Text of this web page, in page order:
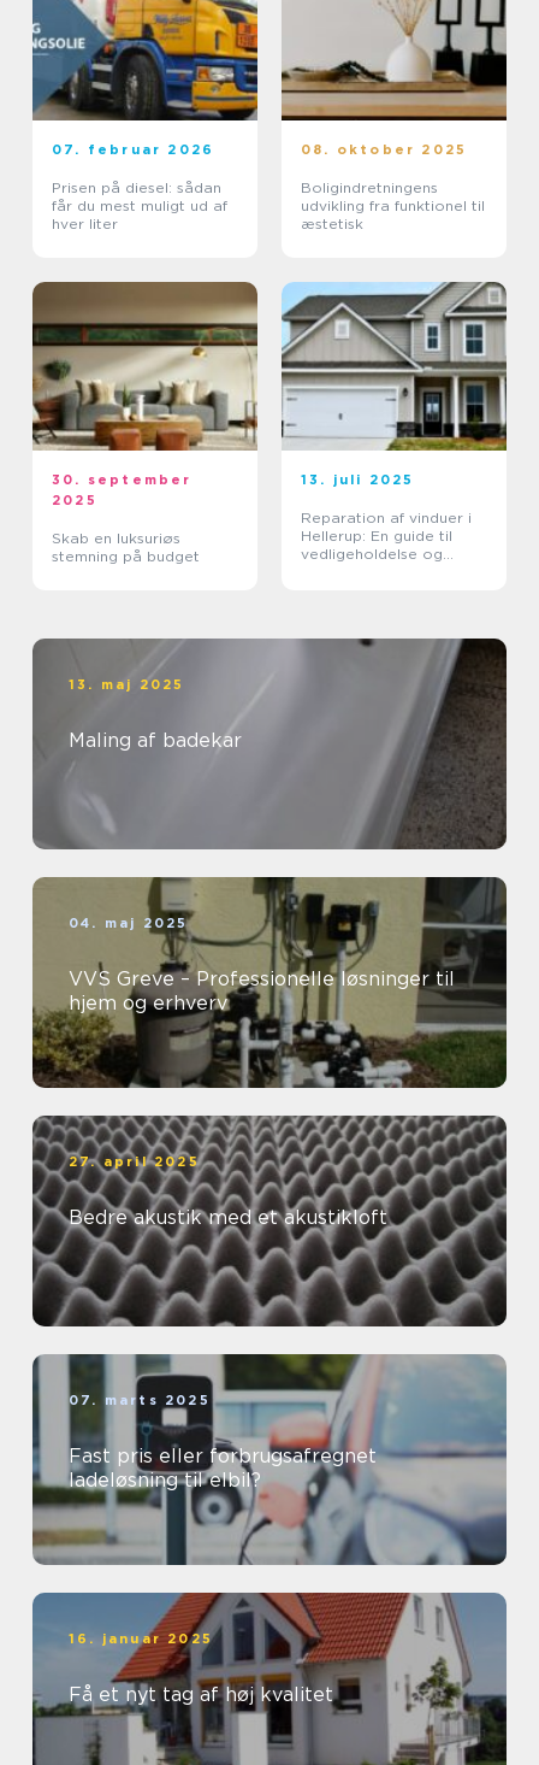
07. februar 2026
Prisen på diesel: sådan
får du mest muligt ud af
hver liter
08. oktober 2025
Boligindretningens
udvikling fra funktionel til
æstetisk
30. september
2025
Skab en luksuriøs
stemning på budget
13. juli 2025
Reparation af vinduer i
Hellerup: En guide til
vedligeholdelse og
13. maj 2025
Maling af badekar
04. maj 2025
VVS Greve – Professionelle løsninger til
hjem og erhverv
27. april 2025
Bedre akustik med et akustikloft
07. marts 2025
Fast pris eller forbrugsafregnet
ladeløsning til elbil?
16. januar 2025
Få et nyt tag af høj kvalitet